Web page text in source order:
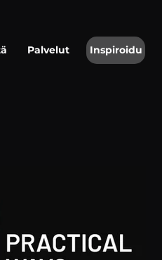
Palvelut Inspiroidu